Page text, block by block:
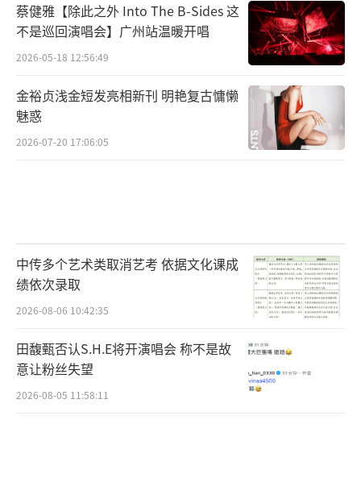
蔡健雅【除此之外 Into The B-Sides 这
不是巡回演唱会】广州站温暖开唱
2026-05-18 12:56:49
金裕贞浅金短发亮相新刊 明艳复古慵懒
魅惑
2026-07-20 17:06:05
中传多个艺术类取消艺考 依据文化课成
绩依次录取
2026-08-06 10:42:35
田馥甄否认S.H.E将开演唱会 称不是故
意让粉丝失望
2026-08-05 11:58:11